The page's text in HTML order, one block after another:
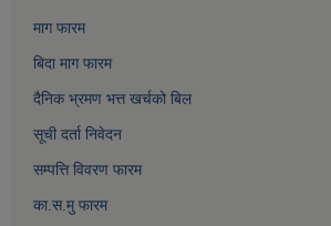
माग फारम
बिदा माग फारम
दैनिक भ्रमण भत्त खर्चको बिल
सूची दर्ता निवेदन
सम्पत्ति विवरण फारम
का.स.मु फारम